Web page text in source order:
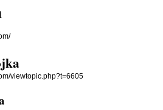
viewtopic.php?t=6605